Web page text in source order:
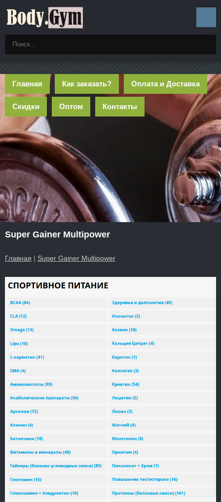
Главная Как заказать? Оплата и Доставка
Скидки Оптом Контакты
Super Gainer Multipower
Главная | Super Gainer Multipower